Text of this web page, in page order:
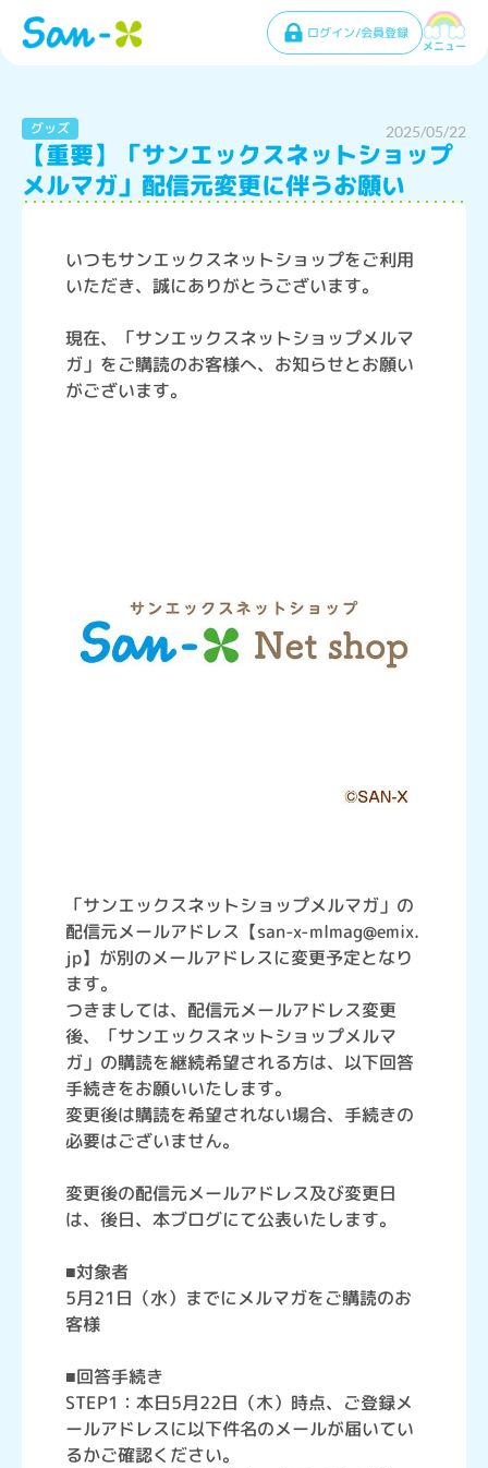
ログイン/会員登録
メニュー
グッズ 2025/05/22
【重要】「サンエックスネットショップ
メルマガ」配信元変更に伴うお願い
いつもサンエックスネットショップをご利用
いただき、誠にありがとうございます。
現在、「サンエックスネットショップメルマ
ガ」をご購読のお客様へ、お知らせとお願い
がございます。
「サンエックスネットショップメルマガ」の
配信元メールアドレス【san-x-mlmag@emix.
jp】が別のメールアドレスに変更予定となり
ます。
つきましては、配信元メールアドレス変更
後、「サンエックスネットショップメルマ
ガ」の購読を継続希望される方は、以下回答
手続きをお願いいたします。
変更後は購読を希望されない場合、手続きの
必要はございません。
変更後の配信元メールアドレス及び変更日
は、後日、本ブログにて公表いたします。
■対象者
5月21日（水）までにメルマガをご購読のお
客様
■回答手続き
STEP1：本日5月22日（木）時点、ご登録メ
ールアドレスに以下件名のメールが届いてい
るかご確認ください。